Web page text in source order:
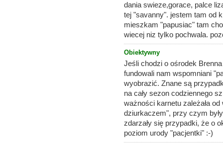
dania swieze,gorace, palce
tej "savanny". jestem tam od
mieszkam "papusiac" tam
wiecej niz tylko pochwala.
Obiektywny
Jeśli chodzi o ośrodek
fundowali nam wspomniani
wyobrazić. Znane są
na cały sezon codziennego
ważności karnetu zależała
dziurkaczem", przy czym
zdarzały się przypadki, że o
poziom urody "pacjentki" :-)